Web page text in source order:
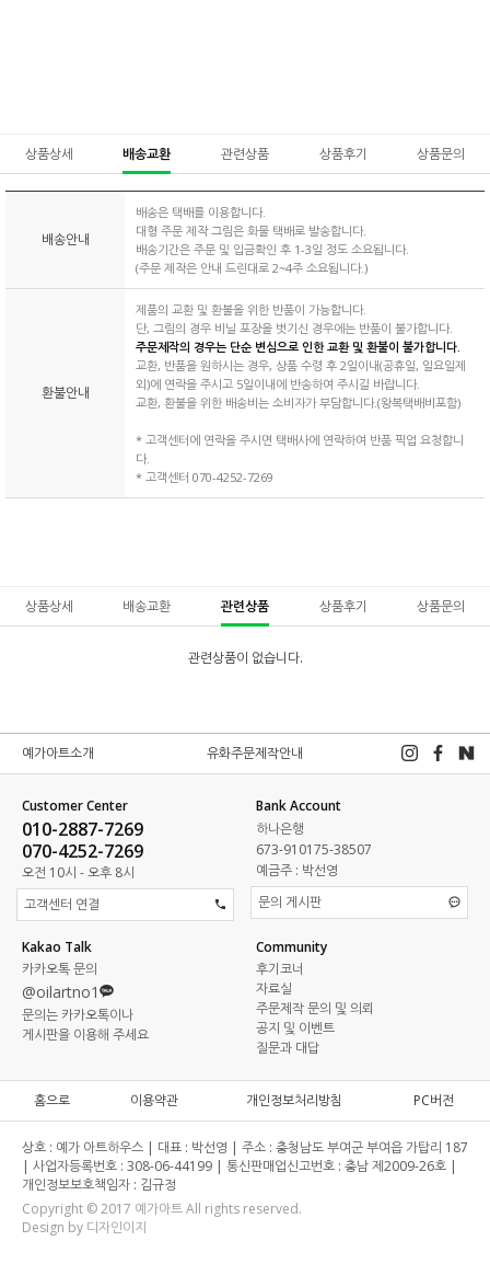
상품상세 배송교환 관련상품 상품후기 상품문의
배송안내
배송은 택배를 이용합니다.
대형 주문 제작 그림은 화물 택배로 발송합니다.
배송기간은 주문 및 입금확인 후 1-3일 정도 소요됩니다.
(주문 제작은 안내 드린대로 2~4주 소요됩니다.)
환불안내
제품의 교환 및 환불을 위한 반품이 가능합니다.
단, 그림의 경우 비닐 포장을 벗기신 경우에는 반품이 불가합니다.
주문제작의 경우는 단순 변심으로 인한 교환 및 환불이 불가합니다.
교환, 반품을 원하시는 경우, 상품 수령 후 2일이내(공휴일, 일요일제
외)에 연락을 주시고 5일이내에 반송하여 주시길 바랍니다.
교환, 환불을 위한 배송비는 소비자가 부담합니다.(왕복택배비포함)
* 고객센터에 연락을 주시면 택배사에 연락하여 반품 픽업 요청합니
다.
* 고객센터 070-4252-7269
상품상세 배송교환 관련상품 상품후기 상품문의
관련상품이 없습니다.
예가아트소개 유화주문제작안내
Customer Center
010-2887-7269
070-4252-7269
오전 10시 - 오후 8시
고객센터 연결
Bank Account
하나은행
673-910175-38507
예금주 : 박선영
문의 게시판
Kakao Talk
카카오톡 문의
@oilartno1
문의는 카카오톡이나
게시판을 이용해 주세요
Community
후기코너
자료실
주문제작 문의 및 의뢰
공지 및 이벤트
질문과 대답
홈으로 이용약관 개인정보처리방침 PC버전
상호 : 예가 아트하우스 | 대표 : 박선영 | 주소 : 충청남도 부여군 부여읍 가탑리 187
| 사업자등록번호 : 308-06-44199 | 통신판매업신고번호 : 충남 제2009-26호 |
개인정보보호책임자 : 김규정
Copyright © 2017 예가아트 All rights reserved.
Design by 디자인이지